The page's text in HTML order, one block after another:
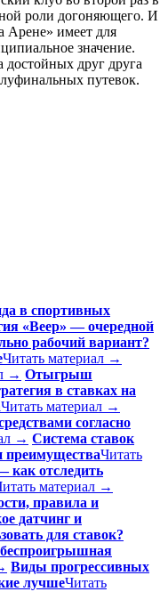
роли догоняющего. И
Арене» имеет для
значение.
достойных друг друга
путевок.
в спортивных
«Веер» — очередной
рабочий вариант?
Читать материал →
→ Отыгрыш
в ставках на
Читать материал →
согласно
→ Система ставок
преимуществаЧитать
как отследить
материал →
правила и
датчинг и
для ставок?
Виды прогрессивных
лучшеЧитать